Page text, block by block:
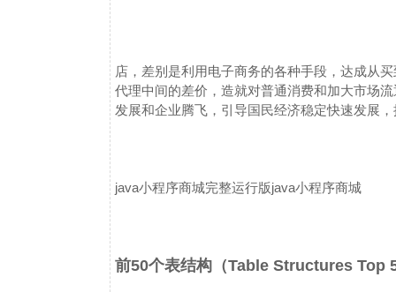
店，差别是利用电子商务的各种手段，达成从
代理中间的差价，造就对普通消费和加大市场
发展和企业腾飞，引导国民经济稳定快速发展
java小程序商城完整运行版java小程序商城
前50个表结构（Table Structures Top